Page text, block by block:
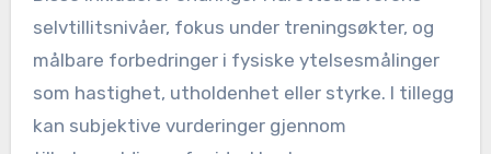
effektiviteten. I tillegg kan kvalitativ
tilbakemelding fra trenere eller jevnaldrende
fremheve endringer i selvtillit og mental klarhet,
og forsterke verdien av visualisering i treningen.